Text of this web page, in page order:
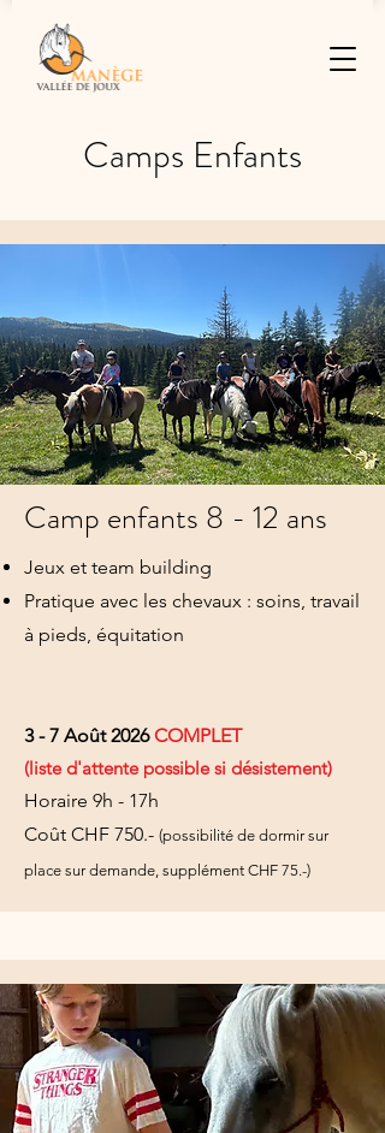
Camps Enfants
Camp enfants 8 - 12 ans
Jeux et team building
Pratique avec les chevaux : soins, travail
à pieds, équitation
3 - 7 Août 2026COMPLET
(liste d'attente possible si désistement)
Horaire 9h - 17h
Coût CHF 750.- (possibilité de dormir sur
place sur demande, supplément CHF 75.-)